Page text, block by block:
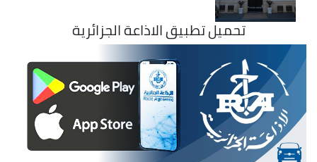
تحميل تطبيق الاذاعة الجزائرية